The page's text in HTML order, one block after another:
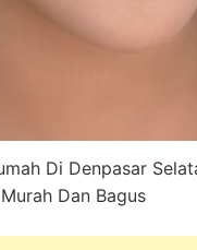
Di Denpasar
Murah Dan Bagus